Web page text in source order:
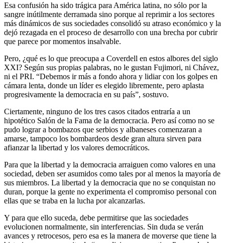
Esa confusión ha sido trágica para América latina, no sólo por la
sangre inútilmente derramada sino porque al reprimir a los sectores
más dinámicos de sus sociedades consolidó su atraso económico y la
dejó rezagada en el proceso de desarrollo con una brecha por cubrir
que parece por momentos insalvable.
Pero, ¿qué es lo que preocupa a Coverdell en estos albores del siglo
XXI? Según sus propias palabras, no le gustan Fujimori, ni Chávez,
ni el PRI. “Debemos ir más a fondo ahora y lidiar con los golpes en
cámara lenta, donde un líder es elegido libremente, pero aplasta
progresivamente la democracia en su país”, sostuvo.
Ciertamente, ninguno de los tres casos citados entraría a un
hipotético Salón de la Fama de la democracia. Pero así como no se
pudo lograr a bombazos que serbios y albaneses comenzaran a
amarse, tampoco los bombardeos desde gran altura sirven para
afianzar la libertad y los valores democráticos.
Para que la libertad y la democracia arraiguen como valores en una
sociedad, deben ser asumidos como tales por al menos la mayoría de
sus miembros. La libertad y la democracia que no se conquistan no
duran, porque la gente no experimenta el compromiso personal con
ellas que se traba en la lucha por alcanzarlas.
Y para que ello suceda, debe permitirse que las sociedades
evolucionen normalmente, sin interferencias. Sin duda se verán
avances y retrocesos, pero esa es la manera de moverse que tiene la